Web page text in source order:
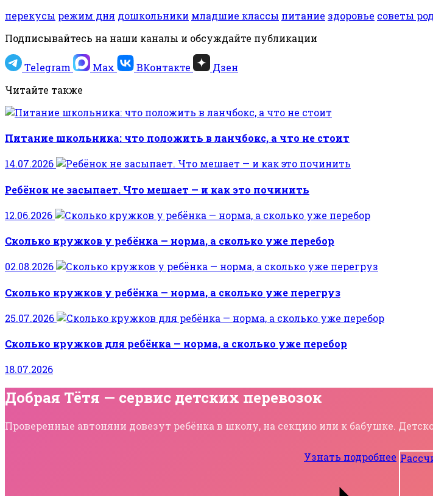
перекусы режим дня дошкольники младшие классы питание здоровье советы
Подписывайтесь на наши каналы и обсуждайте публикации
Telegram Max ВКонтакте
Дзен
Читайте также
Питание школьника: что положить в ланчбокс, а что не стоит
14.07.2026
Ребёнок не засыпает. Что мешает — и как это починить
12.06.2026
Сколько кружков у ребёнка — норма, а сколько уже перебор
02.08.2026
Сколько кружков у ребёнка — норма, а сколько уже перегруз
25.07.2026
Сколько кружков для ребёнка — норма, а сколько уже перебор
18.07.2026
Добрая Тётя — сервис детских перевозок
Проверенные автоняни довезут ребёнка в школу, на секцию или к бабушке.
Узнать подробнее